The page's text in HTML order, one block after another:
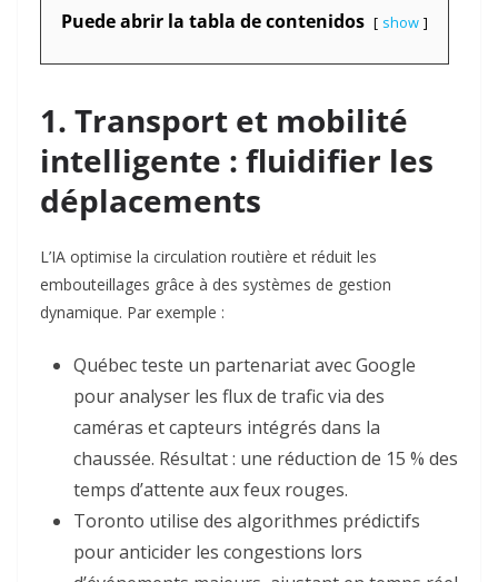
Puede abrir la tabla de contenidos show
1. Transport et mobilité
intelligente : fluidifier les
déplacements
L’IA optimise la circulation routière et réduit les
embouteillages grâce à des systèmes de gestion
dynamique. Par exemple :
Québecteste un partenariat avec Google
pour analyser les flux de trafic via des
caméras et capteurs intégrés dans la
chaussée. Résultat : une réduction de 15 % des
temps d’attente aux feux rouges.
Toronto utilise des algorithmes prédictifs
pour anticider les congestions lors